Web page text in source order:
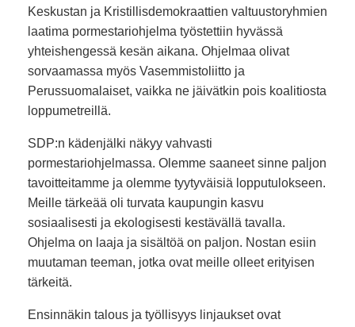
Keskustan ja Kristillisdemokraattien valtuustoryhmien
laatima pormestariohjelma työstettiin hyvässä
yhteishengessä kesän aikana. Ohjelmaa olivat
sorvaamassa myös Vasemmistoliitto ja
Perussuomalaiset, vaikka ne jäivätkin pois koalitiosta
loppumetreillä.
SDP:n kädenjälki näkyy vahvasti
pormestariohjelmassa. Olemme saaneet sinne paljon
tavoitteitamme ja olemme tyytyväisiä lopputulokseen.
Meille tärkeää oli turvata kaupungin kasvu
sosiaalisesti ja ekologisesti kestävällä tavalla.
Ohjelma on laaja ja sisältöä on paljon. Nostan esiin
muutaman teeman, jotka ovat meille olleet erityisen
tärkeitä.
Ensinnäkin talous ja työllisyys linjaukset ovat